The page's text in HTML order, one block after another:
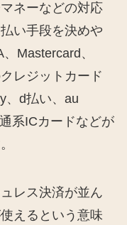
ネーなどの対応
い手段を決めや
Mastercard、
レジットカード
、d払い、au
系ICカードなどが
レス決済が並ん
えるという意味